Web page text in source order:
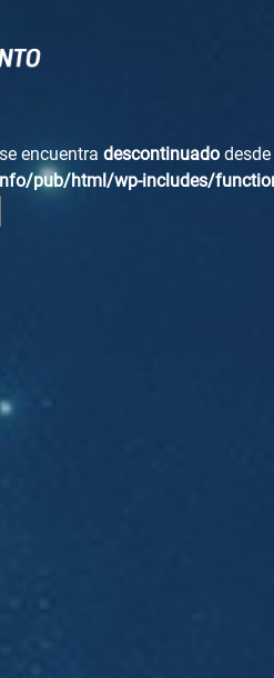
encuentra descontinuado
pub/html/wp-includes/